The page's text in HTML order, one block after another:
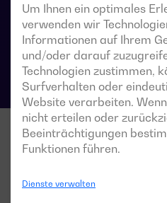
Um Ihnen ein optimales
verwenden wir
Informationen auf Ihrem
und/oder darauf
Technologien zustimmen,
Surfverhalten oder
Website verarbeiten.
nicht erteilen oder
Beeinträchtigungen
Funktionen führen.
Dienste verwalten
Technische Datenblätter